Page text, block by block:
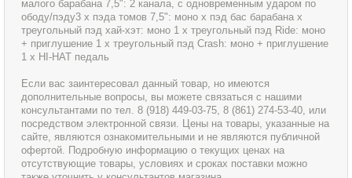
малого барабана 7,5": 2 канала, с одновременным ударом по
ободу/пэду3 х пэда томов 7,5": моно х пэд бас барабана х
треугольный пэд хай-хэт: моно 1 х треугольный пэд Ride: моно
+ приглушение 1 х треугольный пэд Crash: моно + приглушение
1 х HI-HAT педаль
Если вас заинтересовал данный товар, но имеются
дополнительные вопросы, вы можете связаться с нашими
консультантами по тел. 8 (918) 449-03-75, 8 (861) 274-53-40, или
посредством электронной связи. Цены на товары, указанные на
сайте, являются ознакомительными и не являются публичной
офертой. Подробную информацию о текущих ценах на
отсутствующие товары, условиях и сроках поставки можно